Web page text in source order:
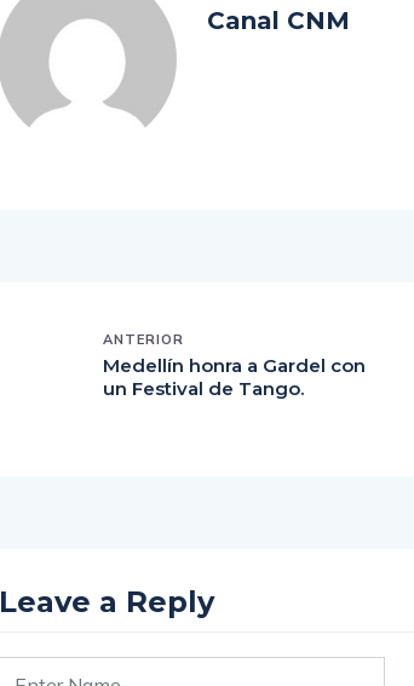
Canal CNM
ANTERIOR
Medellín honra a Gardel con
un Festival de Tango.
Leave a Reply